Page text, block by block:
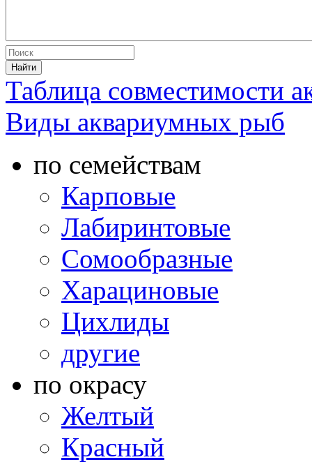
Таблица совместимости
Виды аквариумных рыб
по семействам
Карповые
Лабиринтовые
Сомообразные
Харациновые
Цихлиды
другие
по окрасу
Желтый
Красный